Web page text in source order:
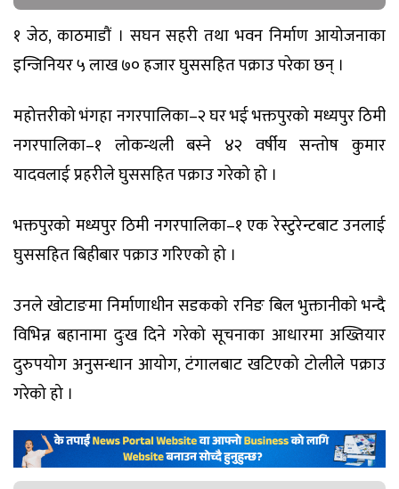
१ जेठ, काठमाडौं । सघन सहरी तथा भवन निर्माण आयोजनाका
इन्जिनियर ५ लाख ७० हजार घुससहित पक्राउ परेका छन् ।
महोत्तरीको भंगहा नगरपालिका–२ घर भई भक्तपुरको मध्यपुर ठिमी
नगरपालिका–१ लोकन्थली बस्ने ४२ वर्षीय सन्तोष कुमार
यादवलाई प्रहरीले घुससहित पक्राउ गरेको हो ।
भक्तपुरको मध्यपुर ठिमी नगरपालिका–१ एक रेस्टुरेन्टबाट उनलाई
घुससहित बिहीबार पक्राउ गरिएको हो ।
उनले खोटाङमा निर्माणाधीन सडकको रनिङ बिल भुक्तानीको भन्दै
विभिन्न बहानामा दुःख दिने गरेको सूचनाका आधारमा अख्तियार
दुरुपयोग अनुसन्धान आयोग, टंगालबाट खटिएको टोलीले पक्राउ
गरेको हो ।